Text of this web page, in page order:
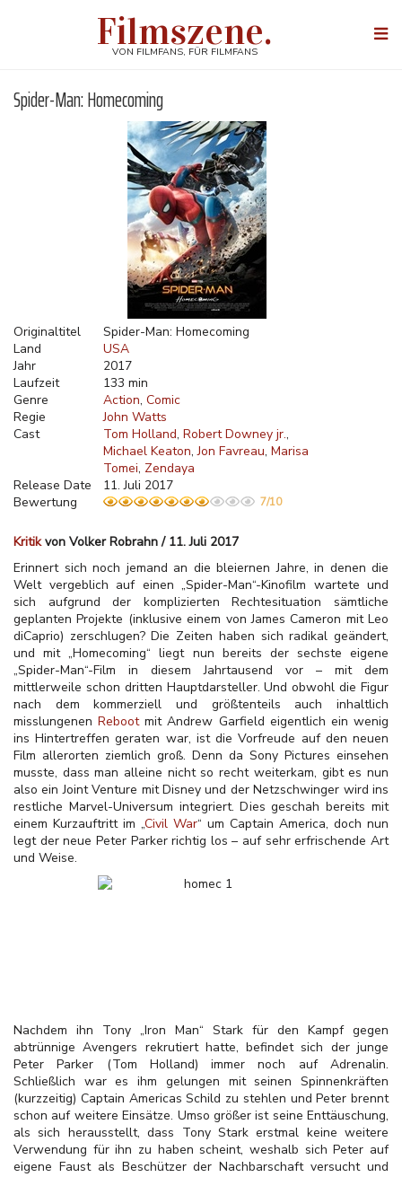
Filmszene.
VON FILMFANS, FÜR FILMFANS
Spider-Man: Homecoming
Originaltitel
Spider-Man: Homecoming
Land
USA
Jahr
2017
Laufzeit
133 min
Genre
Action Comic
Regie
John Watts
Cast
Tom Holland Robert Downey jr.
Michael Keaton Jon Favreau Marisa
Tomei Zendaya
Release Date
11. Juli 2017
Bewertung
7/10
Kritikvon Volker Robrahn / 11. Juli 2017
Erinnert sich noch jemand an die bleiernen Jahre, in denen die
Welt vergeblich auf einen „Spider-Man“-Kinofilm wartete und
sich aufgrund der komplizierten Rechtesituation sämtliche
geplanten Projekte (inklusive einem von James Cameron mit Leo
diCaprio) zerschlugen? Die Zeiten haben sich radikal geändert,
und mit „Homecoming“ liegt nun bereits der sechste eigene
„Spider-Man“-Film in diesem Jahrtausend vor – mit dem
mittlerweile schon dritten Hauptdarsteller. Und obwohl die Figur
nach dem kommerziell und größtenteils auch inhaltlich
misslungenenRebootmit Andrew Garfield eigentlich ein wenig
ins Hintertreffen geraten war, ist die Vorfreude auf den neuen
Film allerorten ziemlich groß. Denn da Sony Pictures einsehen
musste, dass man alleine nicht so recht weiterkam, gibt es nun
also ein Joint Venture mit Disney und der Netzschwinger wird ins
restliche Marvel-Universum integriert. Dies geschah bereits mit
einem Kurzauftritt im „Civil War“ um Captain America, doch nun
legt der neue Peter Parker richtig los – auf sehr erfrischende Art
und Weise.
Nachdem ihn Tony „Iron Man“ Stark für den Kampf gegen
abtrünnige Avengers rekrutiert hatte, befindet sich der junge
Peter Parker (Tom Holland) immer noch auf Adrenalin.
Schließlich war es ihm gelungen mit seinen Spinnenkräften
(kurzzeitig) Captain Americas Schild zu stehlen und Peter brennt
schon auf weitere Einsätze. Umso größer ist seine Enttäuschung,
als sich herausstellt, dass Tony Stark erstmal keine weitere
Verwendung für ihn zu haben scheint, weshalb sich Peter auf
eigene Faust als Beschützer der Nachbarschaft versucht und